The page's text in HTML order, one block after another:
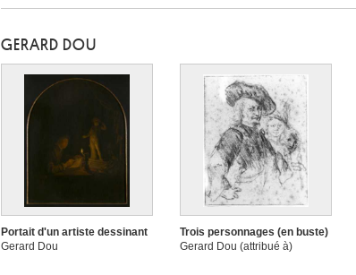
GERARD DOU
Portait d'un artiste dessinant
Gerard Dou
Trois personnages (en buste)
Gerard Dou (attribué à)